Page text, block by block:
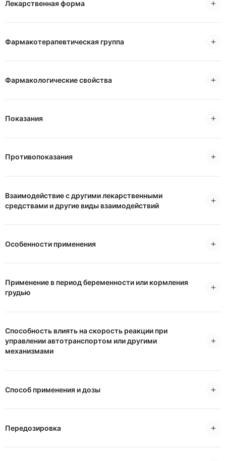
Лекарственная форма
Фармакотерапевтическая группа
Фармакологические свойства
Показания
Противопоказания
Взаимодействие с другими лекарственными
средствами и другие виды взаимодействий
Особенности применения
Применение в период беременности или кормления
грудью
Способность влиять на скорость реакции при
управлении автотранспортом или другими
механизмами
Способ применения и дозы
Передозировка